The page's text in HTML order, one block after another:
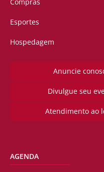
Esportes
Hospedagem
Anuncie
Divulgue seu
Atendimento ao
AGENDA